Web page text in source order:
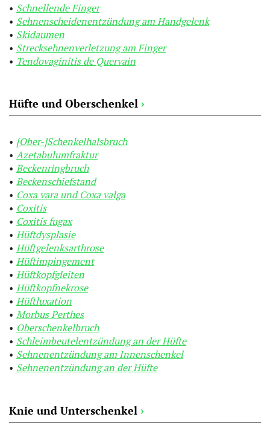
Schnellende Finger
Sehnenscheidenentzündung am Handgelenk
Skidaumen
Strecksehnenverletzung am Finger
Tendovaginitis de Quervain
Hüfte und Oberschenkel ›
[Ober-]Schenkelhalsbruch
Azetabulumfraktur
Beckenringbruch
Beckenschiefstand
Coxa vara und Coxa valga
Coxitis
Coxitis fugax
Hüftdysplasie
Hüftgelenksarthrose
Hüftimpingement
Hüftkopfgleiten
Hüftkopfnekrose
Hüftluxation
Morbus Perthes
Oberschenkelbruch
Schleimbeutelentzündung an der Hüfte
Sehnenentzündung am Innenschenkel
Sehnenentzündung an der Hüfte
Knie und Unterschenkel ›